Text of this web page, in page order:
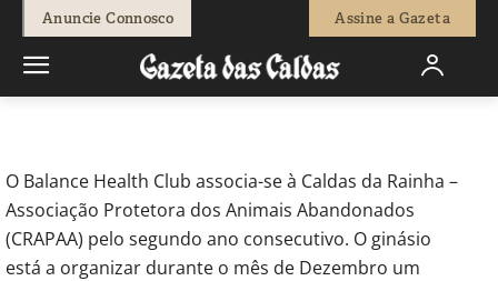
Anuncie Connosco Assine a Gazeta
Joel Ribeiro - 14 de Dezembro, 2018 794 0
O Balance Health Club associa-se à Caldas da Rainha –
Associação Protetora dos Animais Abandonados
(CRAPAA) pelo segundo ano consecutivo. O ginásio
está a organizar durante o mês de Dezembro um